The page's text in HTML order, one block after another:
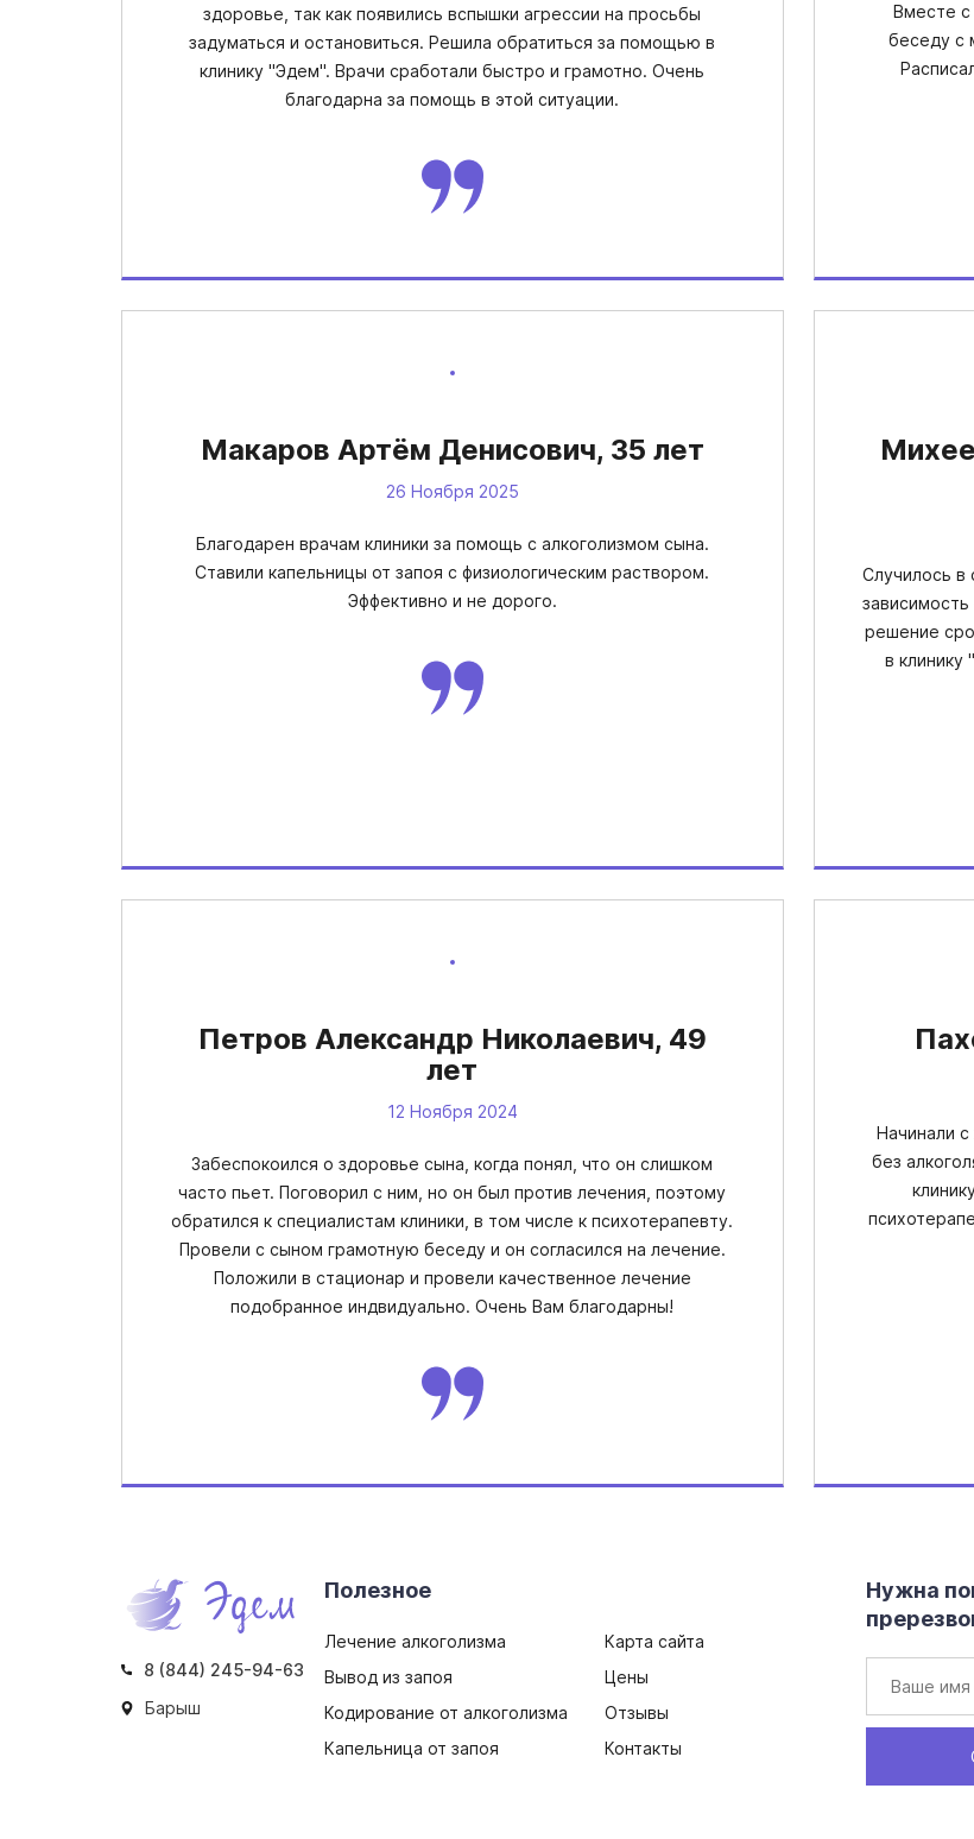
здоровье, так как появились вспышки агрессии на просьбы
задуматься и остановиться. Решила обратиться за помощью в
клинику "Эдем". Врачи сработали быстро и грамотно. Очень
благодарна за помощь в этой ситуации.
Вместе с
беседу с
Макаров Артём Денисович, 35 лет
26 Ноября 2025
Благодарен врачам клиники за помощь с алкоголизмом сына.
Ставили капельницы от запоя с физиологическим раствором.
Эффективно и не дорого.
Случилось в
решение
в
Петров Александр Николаевич, 49
лет
12 Ноября 2024
Забеспокоился о здоровье сына, когда понял, что он слишком
часто пьет. Поговорил с ним, но он был против лечения, поэтому
обратился к специалистам клиники, в том числе к психотерапевту.
Провели с сыном грамотную беседу и он согласился на лечение.
Положили в стационар и провели качественное лечение
подобранное индвидуально. Очень Вам благодарны!
Начинали
без
8 (844) 245-94-63
Барыш
Полезное
Лечение алкоголизма
Вывод из запоя
Кодирование от алкоголизма
Капельница от запоя
Карта сайта
Цены
Отзывы
Контакты
Нужна